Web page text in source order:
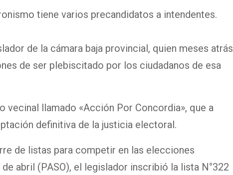
tiene varios precandidatos a intendentes.
de la cámara baja provincial, quien meses atrás
de ser plebiscitado por los ciudadanos de esa
vecinal llamado «Acción Por Concordia», que a
definitiva de la justicia electoral.
de listas para competir en las elecciones
abril (PASO), el legislador inscribió la lista N°322